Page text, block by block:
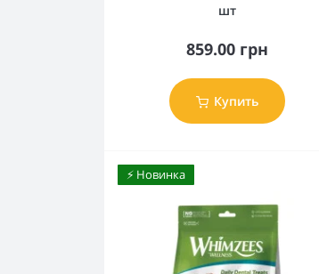
шт
859.00 грн
Купить
⚡️ Новинка